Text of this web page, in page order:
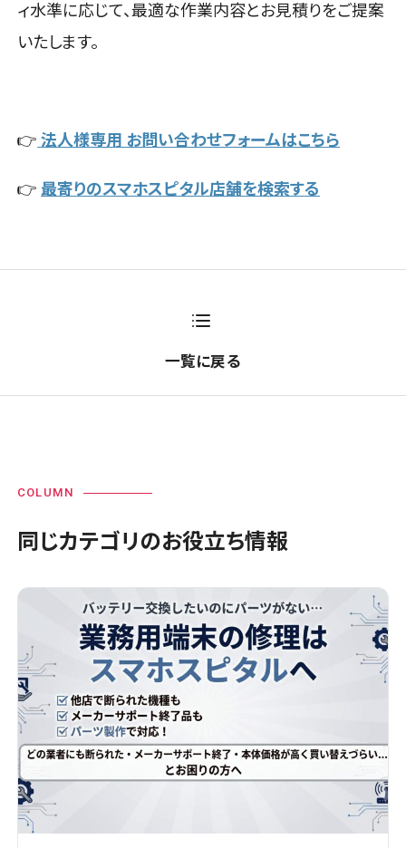
ィ水準に応じて、最適な作業内容とお見積りをご提案
いたします。
👉法人様専用 お問い合わせフォームはこちら
👉 最寄りのスマホスピタル店舗を検索する
一覧に戻る
COLUMN
同じカテゴリのお役立ち情報